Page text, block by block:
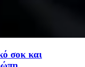
σοκ και